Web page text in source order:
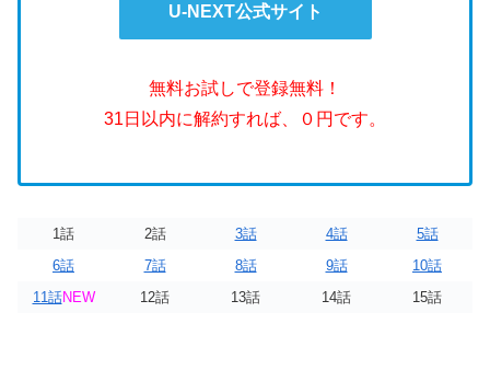
U-NEXT公式サイト
無料お試しで登録無料！
31日以内に解約すれば、０円です。
1話 2話 3話 4話
5話
6話
7話 8話 9話
10話
11話NEW 12話 13話 14話 15話